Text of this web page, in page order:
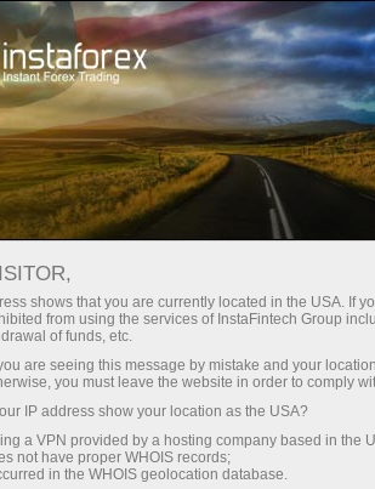
da conta Plataforma
Iniciantes Para Investidores Para
shows that you are currently located in the USA. If
from using the services of InstaFintech Group
of funds, etc.
are seeing this message by mistake and your
you must leave the website in order to comply
IP address show your location as the USA?
a VPN provided by a hosting company based in the
not have proper WHOIS records;
in the WHOIS geolocation database.